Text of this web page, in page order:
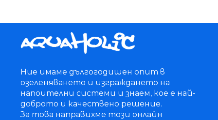
Ние имаме дългогодишен опит в
озеленяването и изграждането на
напоителни системи и знаем, кое е най-
доброто и качествено решение.
За това направихме този онлайн